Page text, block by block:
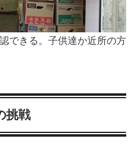
できる。子供達か近所の方
挑戦